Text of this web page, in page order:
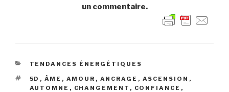
un commentaire.
CATÉGORIES
TENDANCES ÉNERGÉTIQUES
ÉTIQUETTES
5D , ÂME , AMOUR , ANCRAGE , ASCENSION ,
AUTOMNE , CHANGEMENT , CONFIANCE ,